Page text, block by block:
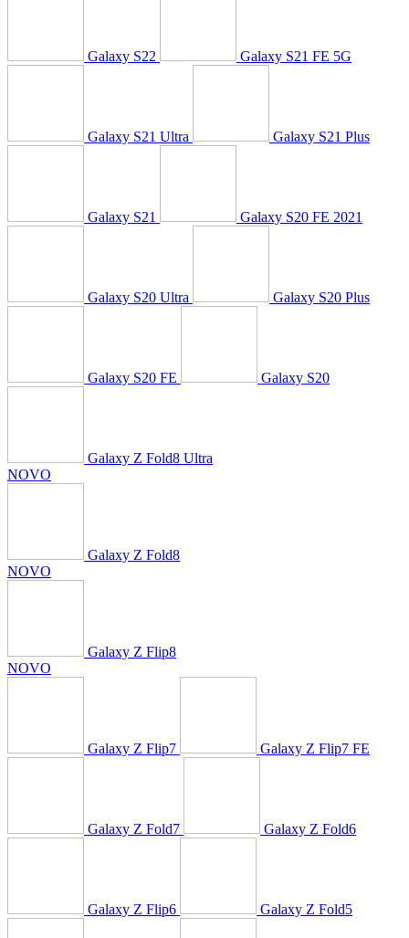
Galaxy S22 Galaxy S21 FE 5G
Galaxy S21 Ultra Galaxy S21 Plus
Galaxy S21 Galaxy S20 FE 2021
Galaxy S20 Ultra Galaxy S20 Plus
Galaxy S20 FE Galaxy S20
Galaxy Z Fold8 Ultra
NOVO
Galaxy Z Fold8
NOVO
Galaxy Z Flip8
NOVO
Galaxy Z Flip7 Galaxy Z Flip7 FE
Galaxy Z Fold7 Galaxy Z Fold6
Galaxy Z Flip6 Galaxy Z Fold5